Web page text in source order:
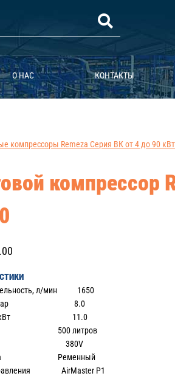
О НАС КОНТАКТЫ
компрессоры Remeza Серия ВК от 4 до 90 кВт
компрессор
л/мин 1650
бар 8.0
кВт 11.0
500 литров
380V
Ременный
AirMaster P1